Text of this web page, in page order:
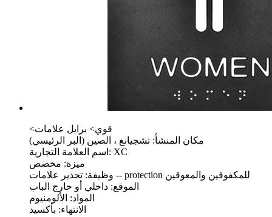
<قوي> برايل علامات
مكان المنشأ: تشجيانغ ، الصين (البر الرئيسي)
اسم العلامة التجارية: XC
ميزة: مخصص
وظيفة: تحذير علامات -- protection للمكفوفين والمعوقين
الموقع: داخلي أو خارج الباب
المواد: الألومنيوم
الانتهاء: بأكسيد